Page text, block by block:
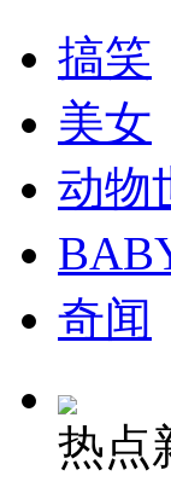
纽约上演“枕
司机酒驾遇
搞笑
美女
动物
奇闻
热点